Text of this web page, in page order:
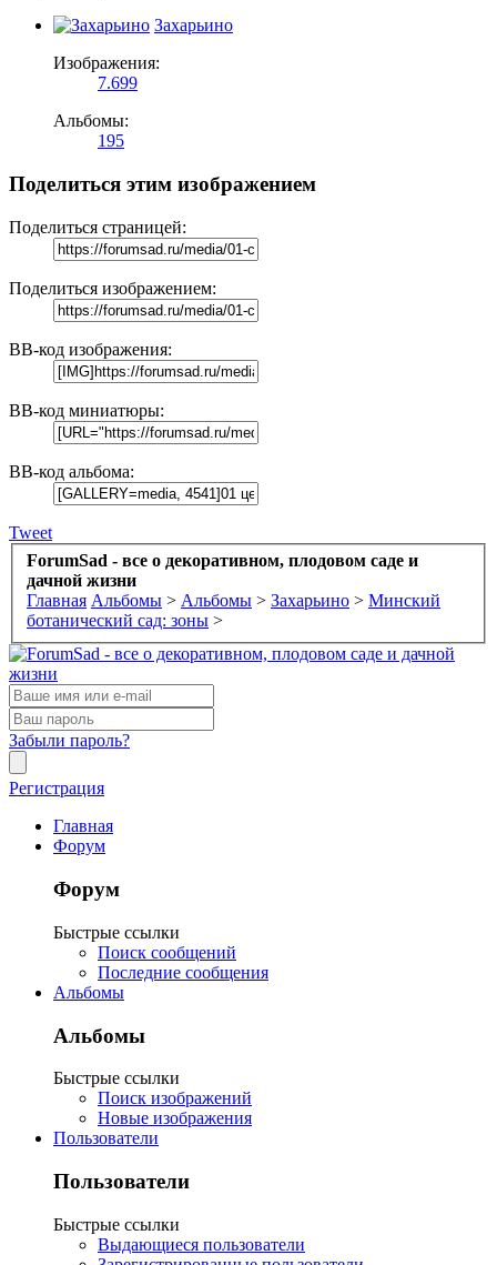
Захарьино
Изображения:
7.699
Альбомы:
195
Поделиться этим изображением
Поделиться страницей:
Поделиться изображением:
BB-код изображения:
BB-код миниатюры:
BB-код альбома:
Tweet
ForumSad - все о декоративном, плодовом саде и
дачной жизни
Главная Альбомы > Альбомы > Захарьино > Минский
ботанический сад: зоны >
Забыли пароль?
Регистрация
Главная
Форум
Форум
Быстрые ссылки
Поиск сообщений
Последние сообщения
Альбомы
Альбомы
Быстрые ссылки
Поиск изображений
Новые изображения
Пользователи
Пользователи
Быстрые ссылки
Выдающиеся пользователи